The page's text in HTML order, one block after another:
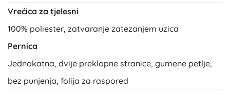
Vrećica za tjelesni
100% poliester, zatvaranje zatezanjem uzica
Pernica
Jednokatna, dvije preklopne stranice, gumene petlje,
bez punjenja, folija za raspored